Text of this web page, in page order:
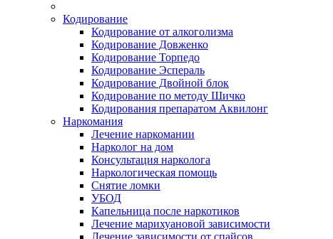
Кодирование
Кодирование от алкоголизма
Кодирование Довженко
Кодирование Торпедо
Кодирование Эспераль
Кодирование Двойной блок
Кодирование по методу Шичко
Кодирования препаратом Аквилонг
Наркомания
Лечение наркомании
Нарколог на дом
Консультация нарколога
Наркологическая помощь
Снятие ломки
УБОД
Капельница после наркотиков
Лечение марихуановой зависимости
Лечение зависимости от спайсов